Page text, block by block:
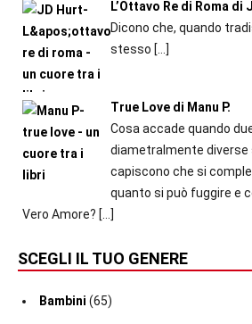
L’Ottavo Re di Roma di
Dicono che, quando
stesso […]
True Love di Manu P.
Cosa accade quando
diametralmente diverse
capiscono che si
quanto si può fuggire e
Vero Amore? […]
SCEGLI IL TUO GENERE
Bambini (65)